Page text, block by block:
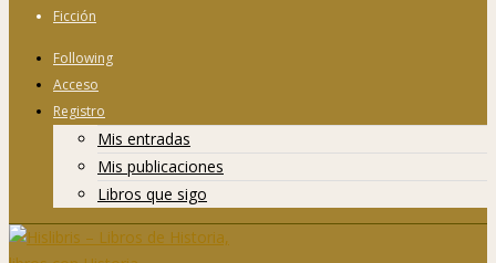
Ficción
Following
Acceso
Registro
Mis entradas
Mis publicaciones
Libros que sigo